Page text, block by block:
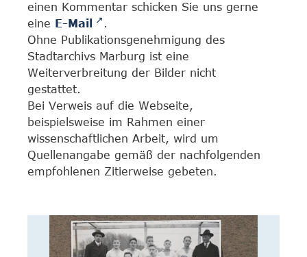
einen Kommentar schicken Sie uns gerne
eine E-Mail
.
Ohne Publikationsgenehmigung des
Stadtarchivs Marburg ist eine
Weiterverbreitung der Bilder nicht
gestattet.
Bei Verweis auf die Webseite,
beispielsweise im Rahmen einer
wissenschaftlichen Arbeit, wird um
Quellenangabe gemäß der nachfolgenden
empfohlenen Zitierweise gebeten.